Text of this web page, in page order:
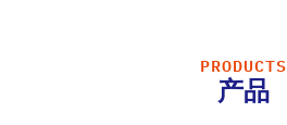
PRODUCTS
产品